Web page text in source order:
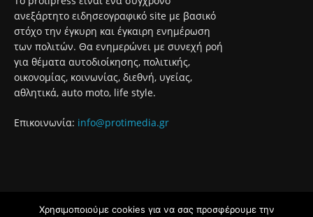
8 Αυγούστου 2026
Με το Παρατηρητήριο Έργων η Περιφέρεια Αττικής αποκτά
ένα από τα πρώτα ολοκληρωμένα ψηφιακά εργαλεία στην
Ευρώπη για τη διαφάνεια και τη λογοδοσία
8 Αυγούστου 2026
Χρησιμοποιούμε cookies για να σας προσφέρουμε την